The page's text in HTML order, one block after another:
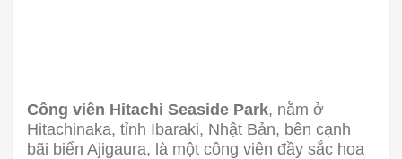
Công viên Hitachi Seaside Park, nằm ở
Hitachinaka, tỉnh Ibaraki, Nhật Bản, bên cạnh
bãi biển Ajigaura, là một công viên đầy sắc hoa